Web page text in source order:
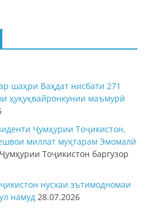
шаҳри Ваҳдат нисбати 271
ҳуқуқвайронкунии маъмурӣ
Ҷумҳурии Тоҷикистон,
миллат муҳтарам Эмомалӣ
Тоҷикистон баргузор
нусхаи эътимодномаи
намуд 28.07.2026